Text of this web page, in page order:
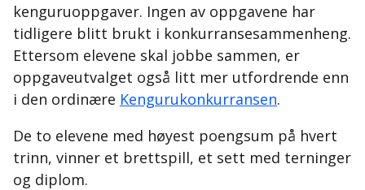
kenguruoppgaver. Ingen av oppgavene har
tidligere blitt brukt i konkurransesammenheng.
Ettersom elevene skal jobbe sammen, er
oppgaveutvalget også litt mer utfordrende enn
i den ordinære Kengurukonkurransen.
De to elevene med høyest poengsum på hvert
trinn, vinner et brettspill, et sett med terninger
og diplom.